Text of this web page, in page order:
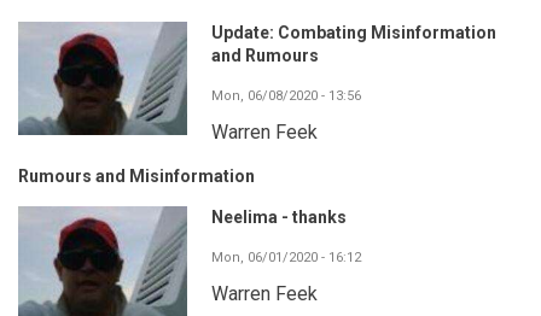
Update: Combating Misinformation
and Rumours
Mon, 06/08/2020 - 13:56
Warren Feek
Rumours and Misinformation
Neelima - thanks
Mon, 06/01/2020 - 16:12
Warren Feek